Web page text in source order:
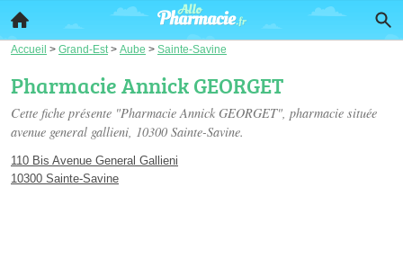
Accueil > Grand-Est > Aube > Sainte-Savine
Pharmacie Annick GEORGET
Cette fiche présente "Pharmacie Annick GEORGET", pharmacie située
avenue general gallieni, 10300 Sainte-Savine.
110 Bis Avenue General Gallieni
10300 Sainte-Savine